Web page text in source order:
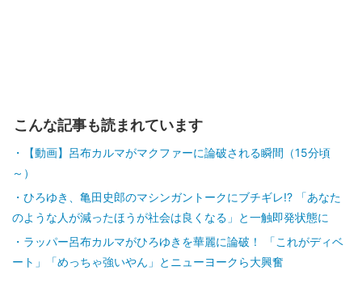
こんな記事も読まれています
【動画】呂布カルマがマクファーに論破される瞬間（15分頃
～）
ひろゆき、亀田史郎のマシンガントークにブチギレ!? 「あなた
のような人が減ったほうが社会は良くなる」と一触即発状態に
ラッパー呂布カルマがひろゆきを華麗に論破！ 「これがディベ
ート」「めっちゃ強いやん」とニューヨークら大興奮